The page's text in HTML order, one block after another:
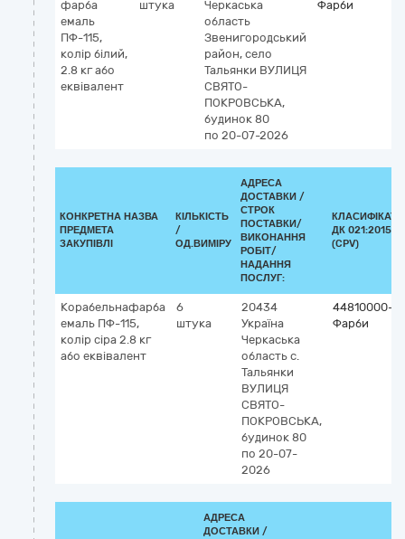
фарба
емаль
ПФ-115,
колір білий,
2.8 кг або
еквівалент
штука
Черкаська
область
Звенигородський
район, село
Тальянки ВУЛИЦЯ
СВЯТО-
ПОКРОВСЬКА,
будинок 80
по 20-07-2026
Фарби
КОНКРЕТНА НАЗВА
ПРЕДМЕТА
ЗАКУПІВЛІ
КІЛЬКІСТЬ
/
ОД.ВИМІРУ
АДРЕСА
ДОСТАВКИ /
СТРОК
ПОСТАВКИ/
ВИКОНАННЯ
РОБІТ/
НАДАННЯ
ПОСЛУГ:
ДК 021:2015
(CPV)
Корабельнафарба
емаль ПФ-115,
колір сіра 2.8 кг
або еквівалент
6
штука
20434
Україна
Черкаська
область с.
Тальянки
ВУЛИЦЯ
СВЯТО-
ПОКРОВСЬКА,
будинок 80
по 20-07-
2026
44810000-1
Фарби
АДРЕСА
ДОСТАВКИ /